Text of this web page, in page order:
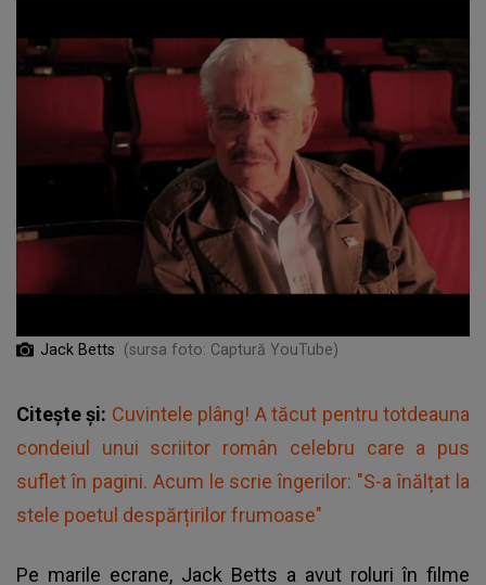
Jack Betts (sursa foto: Captură YouTube)
Citește și: Cuvintele plâng! A tăcut pentru totdeauna
condeiul unui scriitor român celebru care a pus
suflet în pagini. Acum le scrie îngerilor: "S-a înălțat la
stele poetul despărțirilor frumoase"
Pe marile ecrane, Jack Betts a avut roluri în filme